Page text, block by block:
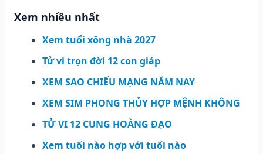
Xem nhiều nhất
Xem tuổi xông nhà 2027
Tử vi trọn đời 12 con giáp
XEM SAO CHIẾU MẠNG NĂM NAY
XEM SIM PHONG THỦY HỢP MỆNH KHÔNG
TỬ VI 12 CUNG HOÀNG ĐẠO
Xem tuổi nào hợp với tuổi nào